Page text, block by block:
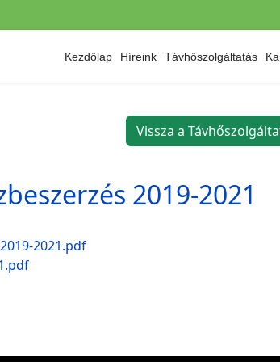
Kezdőlap Híreink Távhőszolgáltatás
Vissza a
2019-2021
2021.pdf